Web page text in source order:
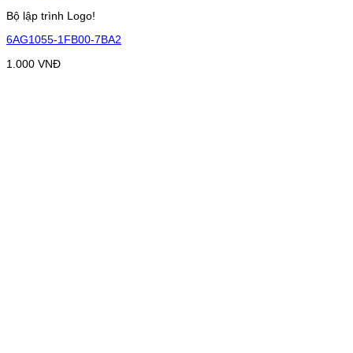
Bộ lập trình Logo!
6AG1055-1FB00-7BA2
1.000 VNĐ